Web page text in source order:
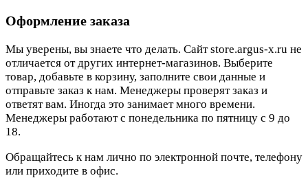
Оформление заказа
Мы уверены, вы знаете что делать. Сайт store.argus-x.ru не
отличается от других интернет-магазинов. Выберите
товар, добавьте в корзину, заполните свои данные и
отправьте заказ к нам. Менеджеры проверят заказ и
ответят вам. Иногда это занимает много времени.
Менеджеры работают с понедельника по пятницу с 9 до
18.
Обращайтесь к нам лично по электронной почте, телефону
или приходите в офис.